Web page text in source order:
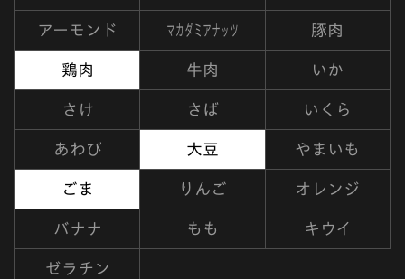
アーモンド マカダミアナッツ 豚肉
鶏肉 牛肉 いか
さけ さば いくら
あわび 大豆 やまいも
ごま りんご オレンジ
バナナ もも キウイ
ゼラチン